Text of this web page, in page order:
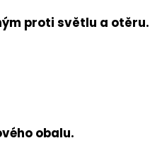
proti světlu a otěru.
obalu.